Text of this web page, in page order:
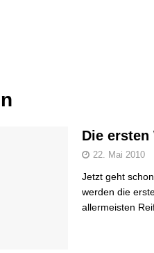
Die
22. Mai 2010
Jetzt geht
werden die
allermeisten